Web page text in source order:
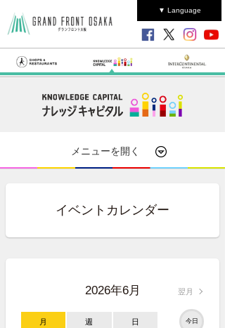
▼ Language
メニューを開く
イベントカレンダー
2026年6月 翌月
月 週 日 今日